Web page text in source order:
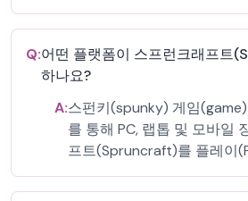
Q:어떤 플랫폼이 스프런크래프트
하나요?
A:스펀키(spunky) 게임
를 통해 PC, 랩톱 및 모바일
프트(Spruncraft)를 플레이